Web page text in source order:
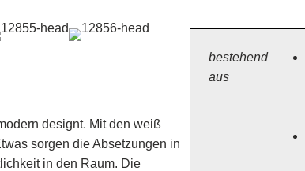
designt. Mit den weiß
sorgen die Absetzungen in
in den Raum. Die
bestehend
aus